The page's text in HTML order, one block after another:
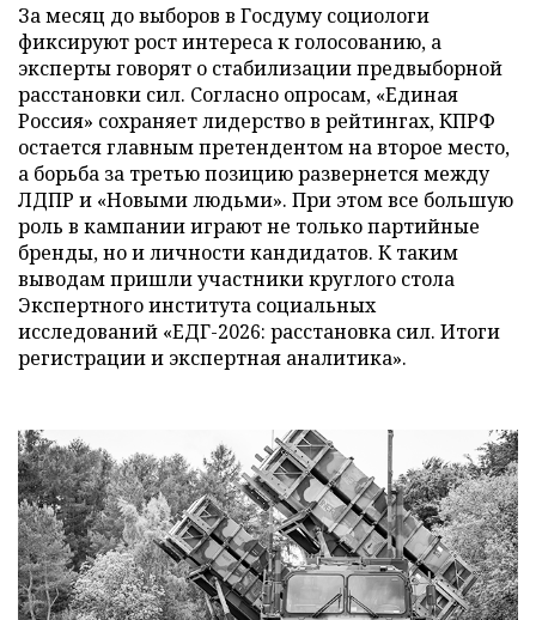
За месяц до выборов в Госдуму социологи
фиксируют рост интереса к голосованию, а
эксперты говорят о стабилизации предвыборной
расстановки сил. Согласно опросам, «Единая
Россия» сохраняет лидерство в рейтингах, КПРФ
остается главным претендентом на второе место,
а борьба за третью позицию развернется между
ЛДПР и «Новыми людьми». При этом все большую
роль в кампании играют не только партийные
бренды, но и личности кандидатов. К таким
выводам пришли участники круглого стола
Экспертного института социальных
исследований «ЕДГ-2026: расстановка сил. Итоги
регистрации и экспертная аналитика».